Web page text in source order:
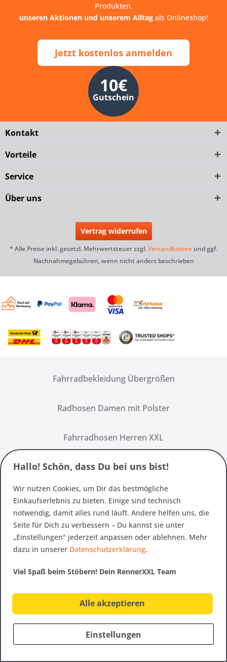
Produkten,
unseren Aktionen und unserem Alltagals Onlineshop!
Jetzt kostenlos anmelden
10€
Gutschein
Kontakt
Vorteile
Service
Über uns
Vertrag widerrufen
* Alle Preise inkl. gesetzl. Mehrwertsteuer zzgl.Versandkosten und ggf.
Nachnahmegebühren, wenn nicht anders beschrieben
Fahrradbekleidung Übergrößen
Radhosen Damen mit Polster
Fahrradhosen Herren XXL
Radtrikots weit geschnitten
Radbekleidung Damen XXL
Wanderbekleidung XXL
Outdoorhosen XXL
Wanderhosen Damen große Größen
Outdoorhosen Herren XXL
Wanderhosen dicke Oberschenkel
Hallo! Schön, dass Du bei uns bist!
Wir nutzen Cookies, um Dir das bestmögliche
Einkaufserlebnis zu bieten. Einige sind technisch
notwendig, damit alles rund läuft. Andere helfen uns, die
Seite für Dich zu verbessern – Du kannst sie unter
„Einstellungen" jederzeit anpassen oder ablehnen. Mehr
dazu in unserer Datenschutzerklärung.
Viel Spaß beim Stöbern! Dein RennerXXL Team
Alle akzeptieren
Einstellungen